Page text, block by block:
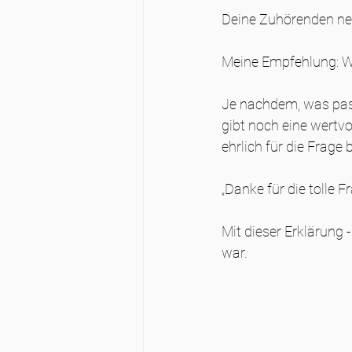
Deine Zuhörenden
Meine Empfehlung:
Je nachdem, was
gibt noch eine
ehrlich für die Frage
„Danke für die tolle
Mit dieser Erklärung
war.